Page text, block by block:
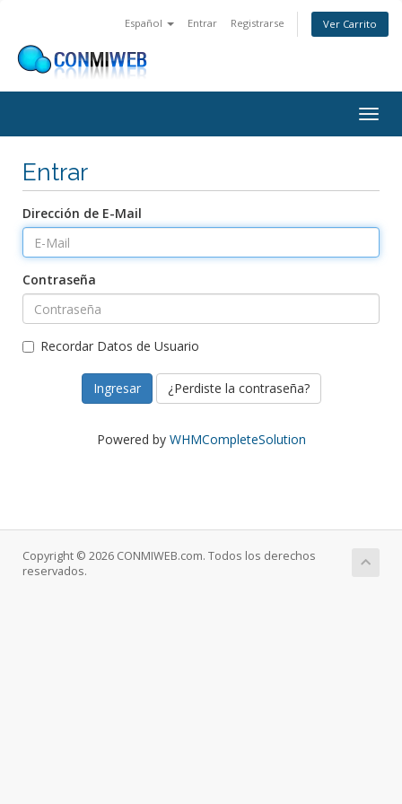
Español Entrar Registrarse Ver Carrito
Entrar
Dirección de E-Mail
Contraseña
Recordar Datos de Usuario
¿Perdiste la contraseña?
Powered by WHMCompleteSolution
Copyright © 2026 CONMIWEB.com. Todos los derechos
reservados.